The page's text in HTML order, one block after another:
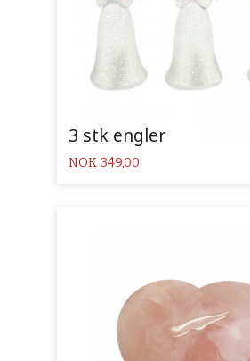
3 stk engler
Pris
NOK 349,00